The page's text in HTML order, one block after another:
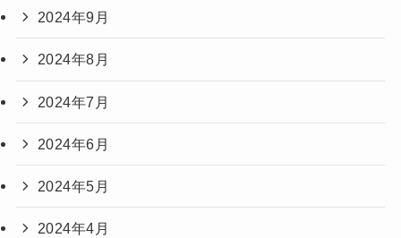
2024年9月
2024年8月
2024年7月
2024年6月
2024年5月
2024年4月